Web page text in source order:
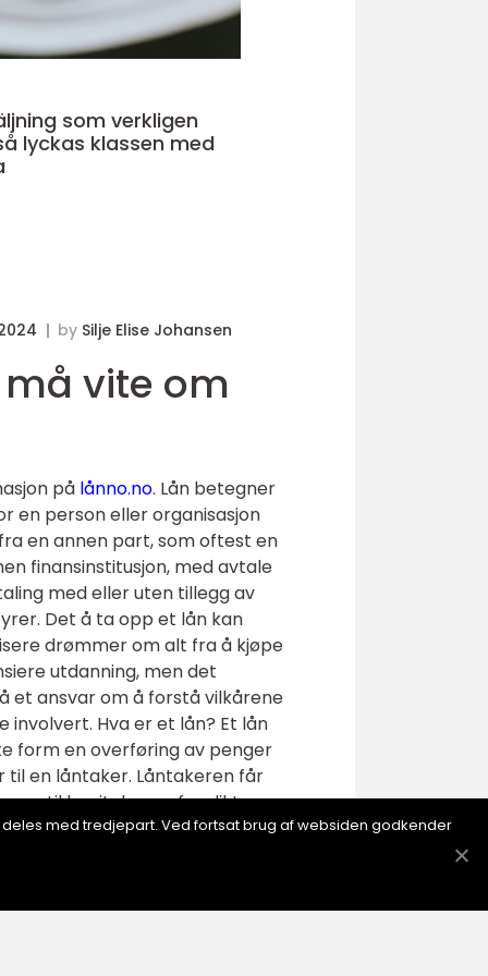
som verkligen
by Silje Elise Johansen
vite om
på lånno.no. Lån betegner
en person eller organisasjon
en annen part, som oftest en
finansinstitusjon, med avtale
med eller uten tillegg av
Det å ta opp et lån kan
drømmer om alt fra å kjøpe
utdanning, men det
et ansvar om å forstå vilkårene
involvert. Hva er et lån? Et lån
form en overføring av penger
til en låntaker. Låntakeren får
til kapitalen og forplikter
fortjeneste og er også
Det finnes forskjellige typer
form for pant i. Man kan bruke
er som regel høyere på
med tredjepart. Ved fortsat brug af websiden godkender